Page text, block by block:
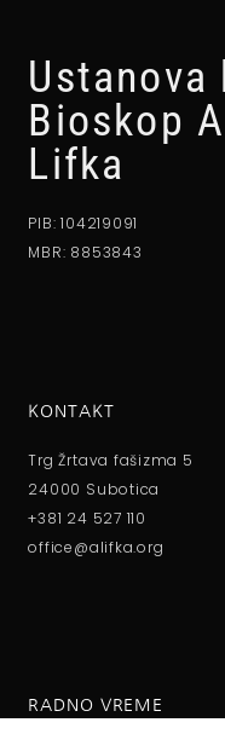
Bioskop
Lifka
PIB: 104219091
MBR: 8853843
KONTAKT
Trg Žrtava fašizma 5
24000 Subotica
+381 24 527 110
office@alifka.org
RADNO VREME